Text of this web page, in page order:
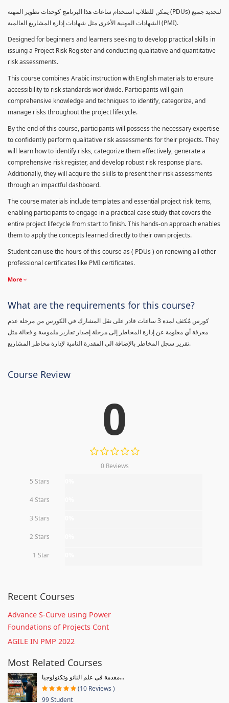
يمكن للطلاب استخدام ساعات هذا البرنامج كوحدات تطوير المهنة (PDUs) لتجديد جميع
الشهادات المهنية الأخرى مثل شهادات إدارة المشاريع العالمية (PMI).
Designed for beginners and learners seeking to develop practical skills in
issuing a Project Risk Register and conducting qualitative and quantitative
risk assessments.
This course combines Arabic instruction with English materials to ensure
accessibility to risk standards worldwide. Participants will gain
comprehensive knowledge and techniques to identify, categorize, and
manage risks throughout the project lifecycle.
By the end of this course, participants will possess the necessary expertise
to confidently perform qualitative risk assessments for their projects. They
will learn how to identify risks, categorize them effectively, generate a
comprehensive risk register, and develop robust risk response plans.
Additionally, they will acquire the skills to present their risk assessments
through an impactful dashboard.
The course materials include templates and essential project risk items,
enabling participants to engage in a practical case study that covers the
entire project lifecycle from start to finish. This hands-on approach enables
them to apply the concepts learned directly to their own projects.
Student can use the hours of this course as ( PDUs ) on renewing all other
professional certificates like PMI certificates.
More
What are the requirements for this course?
كورس مٌكثف لمدة 3 ساعات قادر على نقل المشارك في الكورس من مرحلة عدم
معرفة أي معلومة عن إدارة المخاطر إلى مرحلة إصدار تقارير ملموسة و فعالة مثل
تقرير سجل المخاطر بالإضافة الى المقدرة التامية لإدارة مخاطر المشاريع.
Course Review
0
0 Reviews
5 Stars
4 Stars
3 Stars
2 Stars
1 Star
Recent Courses
Advance S-Curve using Power
Foundations of Projects Cont
AGILE IN PMP 2022
Most Related Courses
مقدمة فى علم النانو وتكنولوجيا...
(10 Reviews )
99 Student